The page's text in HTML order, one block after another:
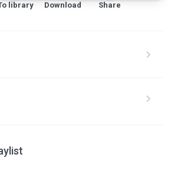
library Download Share